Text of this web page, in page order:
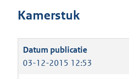
Kamerstuk
03-12-2015 12:53